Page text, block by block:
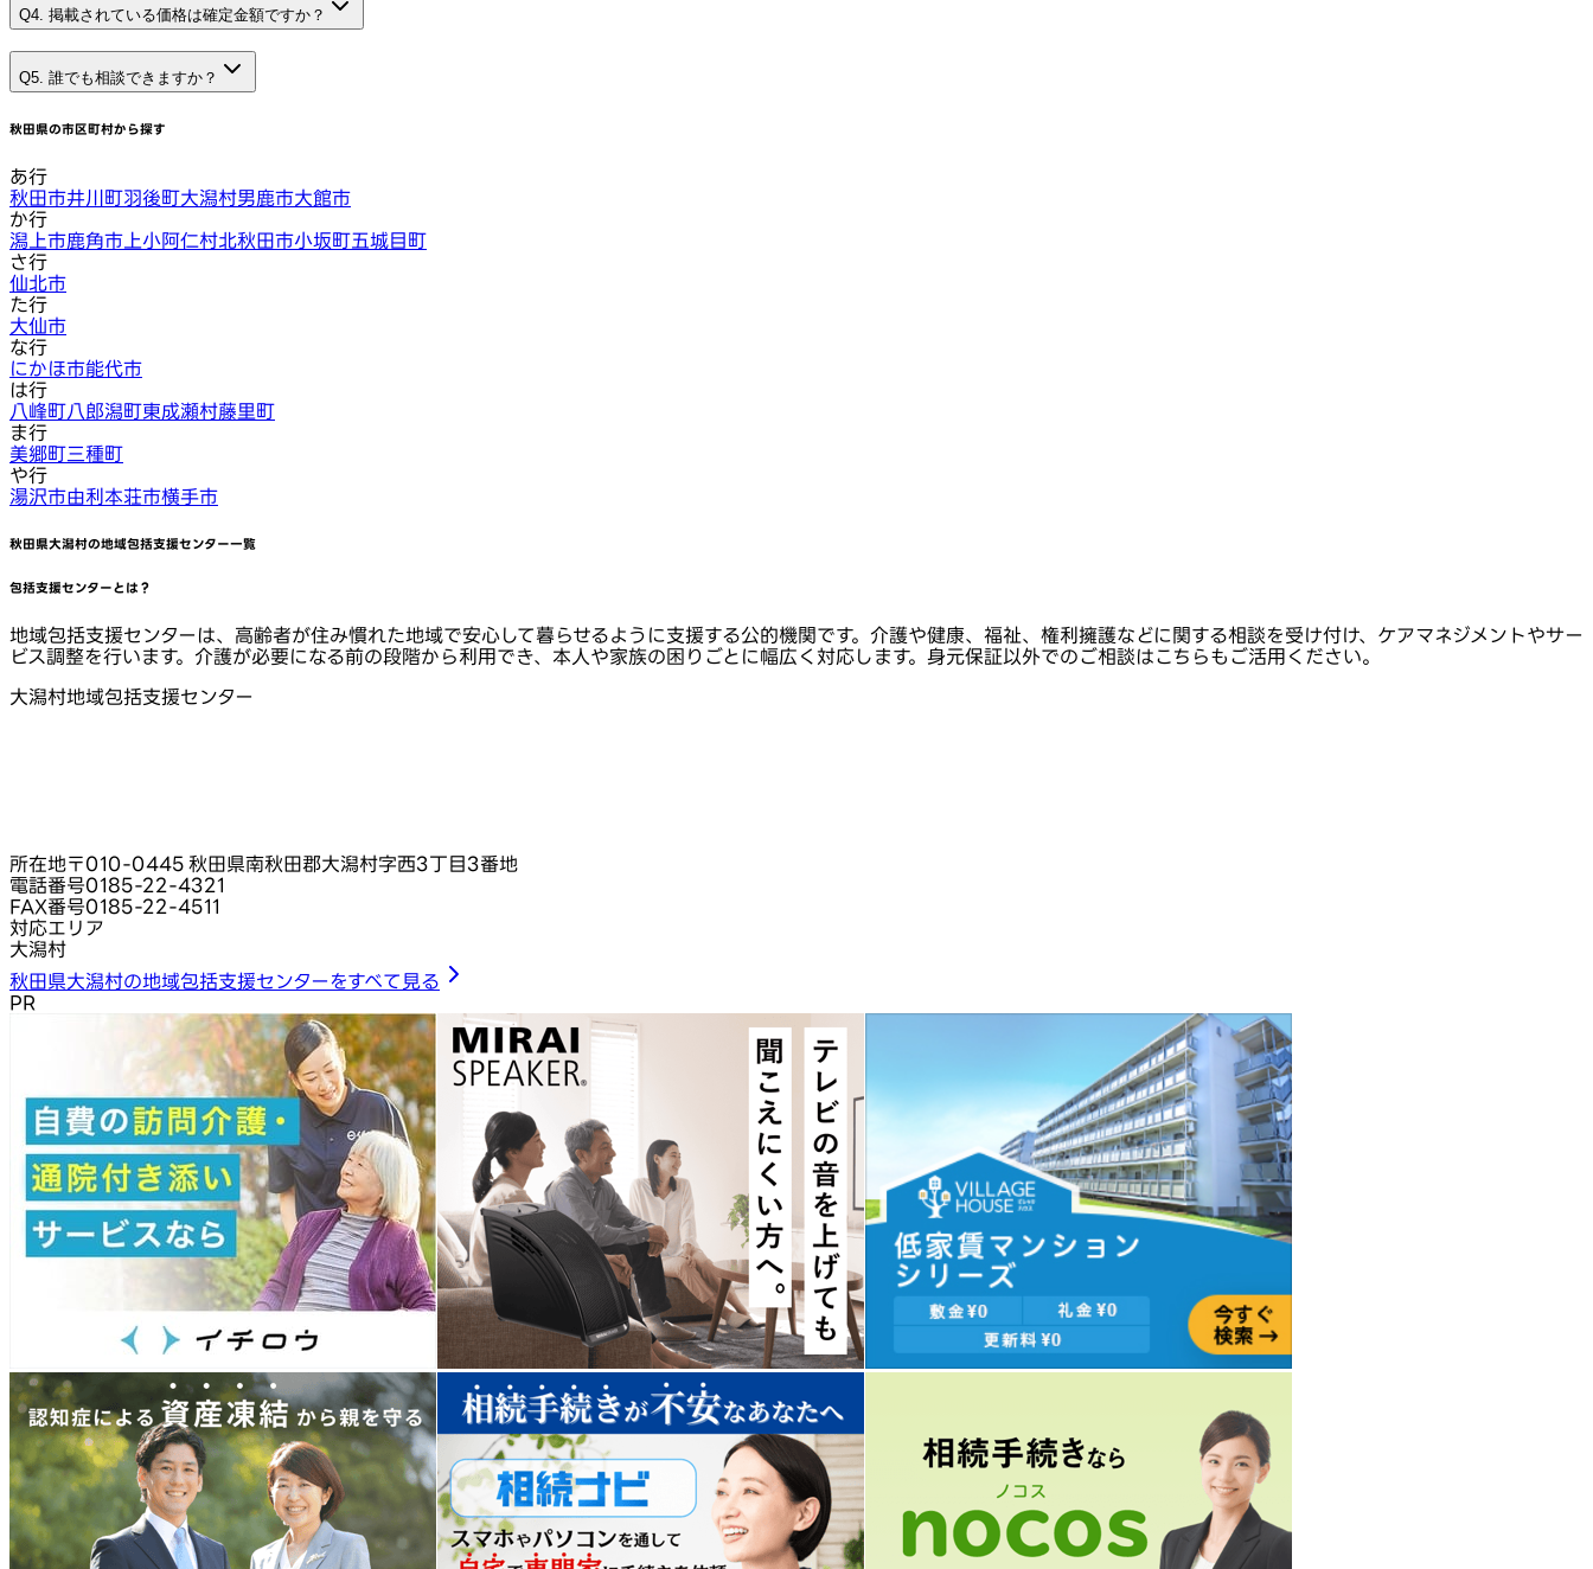
Q4. 掲載されている価格は確定金額ですか？
Q5. 誰でも相談できますか？
秋田県の市区町村から探す
あ行
秋田市井川町羽後町大潟村男鹿市大館市
か行
潟上市鹿角市 上小阿仁村北秋田市小坂町五城目町
さ行
仙北市
た行
大仙市
な行
にかほ市能代市
は行
八峰町八郎潟町東成瀬村藤里町
ま行
美郷町三種町
や行
湯沢市由利本荘市横手市
秋田県大潟村の地域包括支援センター一覧
包括支援センターとは？
地域包括支援センターは、高齢者が住み慣れた地域で安心して暮らせるように支援する公的機関です。介護や健康、福祉、権利擁護などに関する相談を受け付け、ケアマネジメントやサー
ビス調整を行います。介護が必要になる前の段階から利用でき、本人や家族の困りごとに幅広く対応します。身元保証以外でのご相談はこちらもご活用ください。
大潟村地域包括支援センター
所在地〒010-0445 秋田県南秋田郡大潟村字西3丁目3番地
電話番号0185-22-4321
FAX番号0185-22-4511
対応エリア
大潟村
秋田県大潟村の地域包括支援センターをすべて見る
PR